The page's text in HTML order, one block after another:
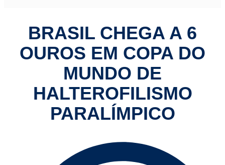
BRASIL CHEGA A 6
OUROS EM COPA DO
MUNDO DE
HALTEROFILISMO
PARALÍMPICO